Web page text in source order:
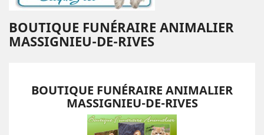
BOUTIQUE FUNÉRAIRE ANIMALIER
MASSIGNIEU-DE-RIVES
BOUTIQUE FUNÉRAIRE ANIMALIER
MASSIGNIEU-DE-RIVES